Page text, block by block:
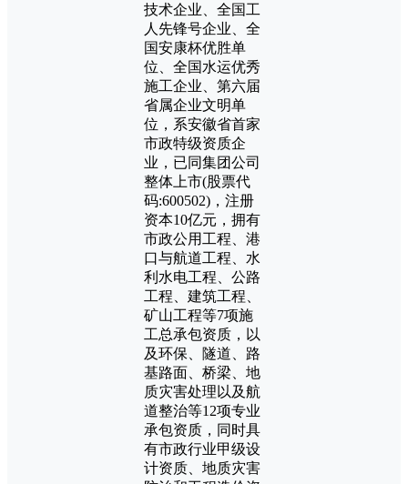
技术企业、全国工
人先锋号企业、全
国安康杯优胜单
位、全国水运优秀
施工企业、第六届
省属企业文明单
位，系安徽省首家
市政特级资质企
业，已同集团公司
整体上市(股票代
码:600502)，注册
资本10亿元，拥有
市政公用工程、港
口与航道工程、水
利水电工程、公路
工程、建筑工程、
矿山工程等7项施
工总承包资质，以
及环保、隧道、路
基路面、桥梁、地
质灾害处理以及航
道整治等12项专业
承包资质，同时具
有市政行业甲级设
计资质、地质灾害